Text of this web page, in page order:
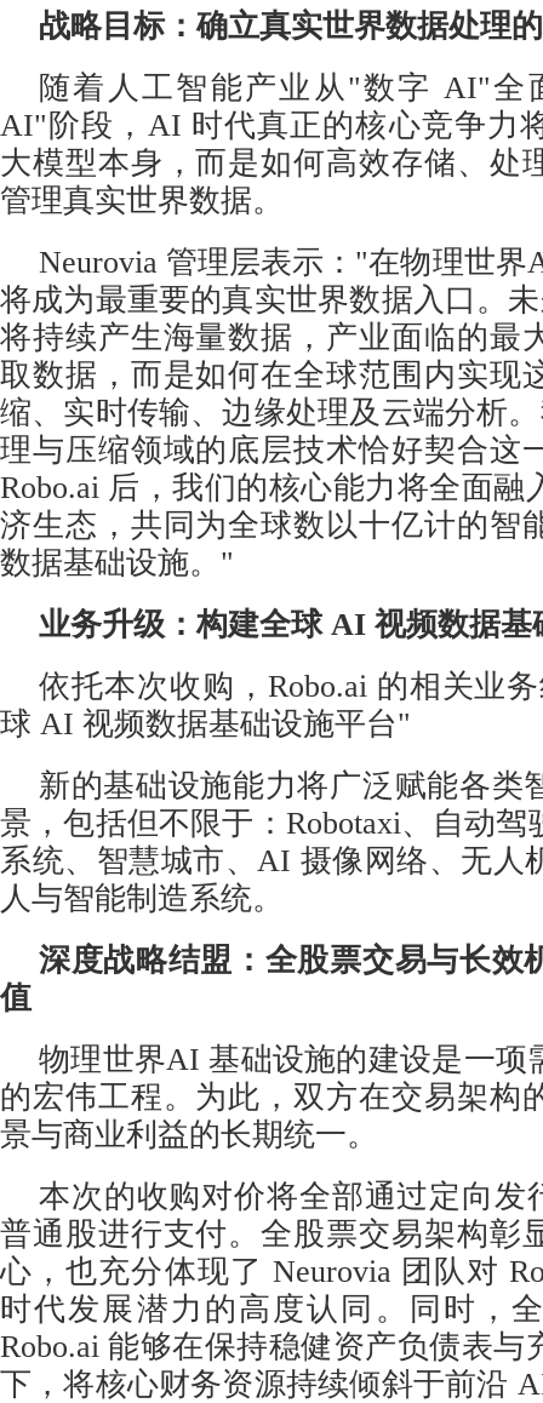
战略目标：确立真实世界数据处理
随着人工智能产业从"数字 AI"全
AI"阶段，AI 时代真正的核心竞争力
大模型本身，而是如何高效存储、处
管理真实世界数据。
Neurovia 管理层表示："在物理世
将成为最重要的真实世界数据入口。
将持续产生海量数据，产业面临的最
取数据，而是如何在全球范围内实现
缩、实时传输、边缘处理及云端分析
理与压缩领域的底层技术恰好契合这
Robo.ai 后，我们的核心能力将全面融
济生态，共同为全球数以十亿计的智
数据基础设施。"
业务升级：构建全球AI 视频数据基
依托本次收购，Robo.ai 的相关业
球 AI 视频数据基础设施平台"
新的基础设施能力将广泛赋能各类
景，包括但不限于：Robotaxi、自动
系统、智慧城市、AI 摄像网络、无人
人与智能制造系统。
深度战略结盟：全股票交易与长效
值
物理世界AI 基础设施的建设是一项
的宏伟工程。为此，双方在交易架构
景与商业利益的长期统一。
本次的收购对价将全部通过定向发
普通股进行支付。全股票交易架构彰
心，也充分体现了 Neurovia 团队对
时代发展潜力的高度认同。同时，
Robo.ai 能够在保持稳健资产负债表与
下，将核心财务资源持续倾斜于前沿